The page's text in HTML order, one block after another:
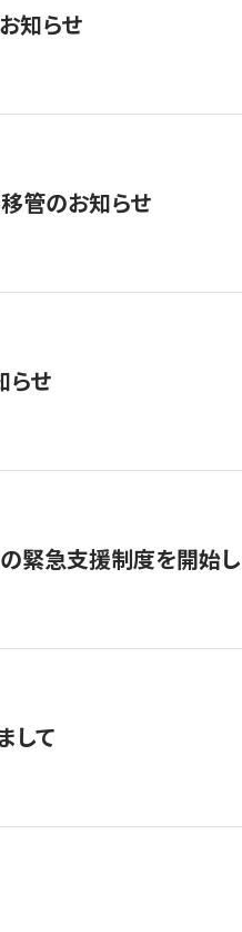
知らせ
移管のお知らせ
らせ
の緊急支援制度を開始
して